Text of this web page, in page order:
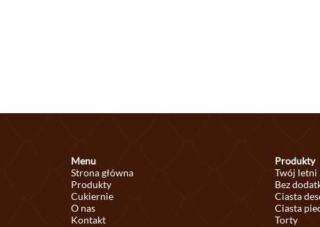
Menu
Strona główna
Produkty
Cukiernie
O nas
Kontakt
Produkty
Twój letni
Bez
Ciasta
Ciasta
Torty